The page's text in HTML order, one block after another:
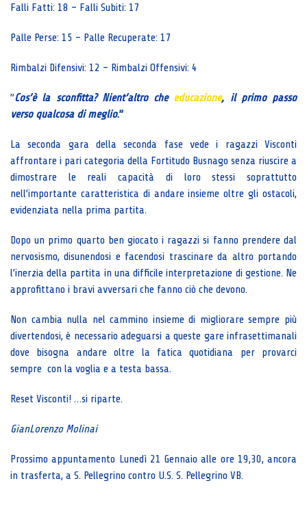
Falli Fatti: 18 – Falli Subiti: 17
Palle Perse: 15 – Palle Recuperate: 17
Rimbalzi Difensivi: 12 – Rimbalzi Offensivi: 4
”Cos’è la sconfitta? Nient’altro che educazione, il primo passo
verso qualcosa di meglio.”
La seconda gara della seconda fase vede i ragazzi Visconti
affrontare i pari categoria della Fortitudo Busnago senza riuscire a
dimostrare le reali capacità di loro stessi soprattutto
nell’importante caratteristica di andare insieme oltre gli ostacoli,
evidenziata nella prima partita.
Dopo un primo quarto ben giocato i ragazzi si fanno prendere dal
nervosismo, disunendosi e facendosi trascinare da altro portando
l’inerzia della partita in una difficile interpretazione di gestione. Ne
approfittano i bravi avversari che fanno ciò che devono.
Non cambia nulla nel cammino insieme di migliorare sempre più
divertendosi, è necessario adeguarsi a queste gare infrasettimanali
dove bisogna andare oltre la fatica quotidiana per provarci
sempre con la voglia e a testa bassa.
Reset Visconti! …si riparte.
GianLorenzo Molinai
Prossimo appuntamento Lunedì 21 Gennaio alle ore 19,30, ancora
in trasferta, a S. Pellegrino contro U.S. S. Pellegrino VB.